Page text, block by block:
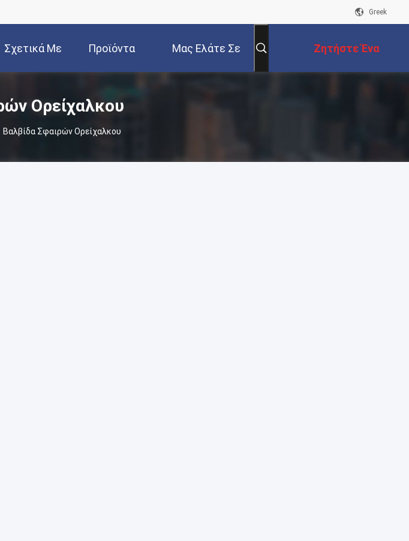
Greek
Σχετικά Με
Εμάς
Προϊόντα Μας Ελάτε Σε Ζητήστε Ένα
Απόσπασμα
Ορείχαλκου
Βαλβίδα Σφαιρών Ορείχαλκου